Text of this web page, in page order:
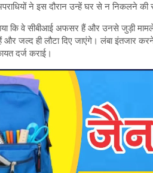
ने इस दौरान उन्हें घर से न निकलने की
कि वे सीबीआई अफसर हैं और उनसे जुड़ी
हैं और जल्द ही लौटा दिए जाएंगे। लंबा
दर्ज कराई।